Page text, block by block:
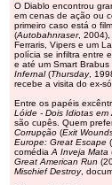
O Diablo encontrou
em cenas de ação ou
primeiro caso está o
(Autobahnraser, 2004),
Ferraris, Vipers e um
polícia se infiltra entre
e até um Smart
Infernal(Thursday,
recebe a visita do ex-
Entre os papéis
Lóide - Dois Idiotas em
são cupês. Quem
Corrupção (Exit
Europe: Great Escape
comédia A Inveja Mata
Great American Run
Mischief Destroy,